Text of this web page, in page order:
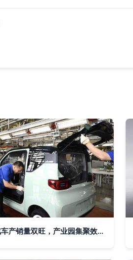
广西柳州 新能源汽车产销量双旺，产业园集聚效应凸显